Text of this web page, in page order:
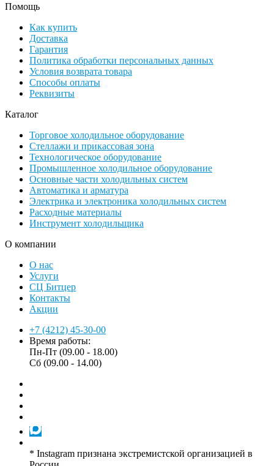
Помощь
Как купить
Доставка
Гарантия
Политика обработки персональных данных
Условия возврата товара
Способы оплаты
Реквизиты
Каталог
Торговое холодильное оборудование
Стеллажи и прикассовая зона
Технологическое оборудование
Промышленное холодильное оборудование
Основные части холодильных систем
Автоматика и арматура
Электрика и электроника холодильных систем
Расходные материалы
Инструмент холодильщика
О компании
О нас
Услуги
СЦ Битцер
Контакты
Акции
+7 (4212) 45-30-00
Время работы:
Пн-Пт (09.00 - 18.00)
Сб (09.00 - 14.00)
* Instagram признана экстремистской организацией в